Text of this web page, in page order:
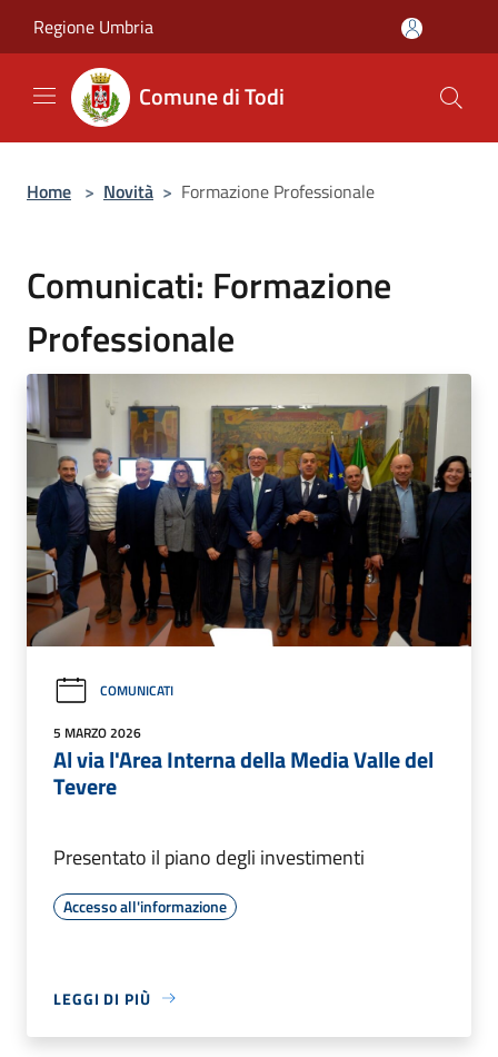
Regione Umbria
Comune di Todi
Home > Novità > Formazione Professionale
Comunicati: Formazione
Professionale
COMUNICATI
5 MARZO 2026
Al via l'Area Interna della Media Valle del
Tevere
Presentato il piano degli investimenti
Accesso all'informazione
LEGGI DI PIÙ